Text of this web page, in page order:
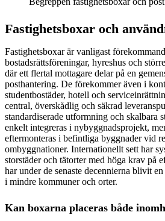
Fastighetsboxar och
Fastighetsboxar är vanligast
bostadsrättsföreningar, hyreshus och
där ett flertal mottagare delar på en
posthantering. De förekommer även i
studentbostäder, hotell och
central, överskådlig och säkrad
standardiserade utformning och skalbara
enkelt integreras i nybyggnadsprojekt,
eftermonteras i befintliga byggnader vid
ombyggnationer. Internationellt sett har
storstäder och tätorter med höga krav på
har under de senaste decennierna blivit
i mindre kommuner och orter.
Kan boxarna placeras både